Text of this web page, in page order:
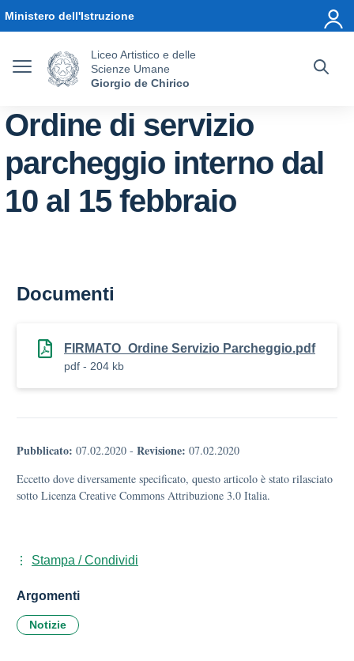
Ministero dell'Istruzione
Liceo Artistico e delle
Scienze Umane
Giorgio de Chirico
Ordine di servizio
parcheggio interno dal
10 al 15 febbraio
Documenti
FIRMATO_Ordine Servizio Parcheggio.pdf
pdf - 204 kb
Pubblicato: 07.02.2020 - Revisione: 07.02.2020
Eccetto dove diversamente specificato, questo articolo è stato rilasciato
sotto Licenza Creative Commons Attribuzione 3.0 Italia.
Stampa / Condividi
Argomenti
Notizie